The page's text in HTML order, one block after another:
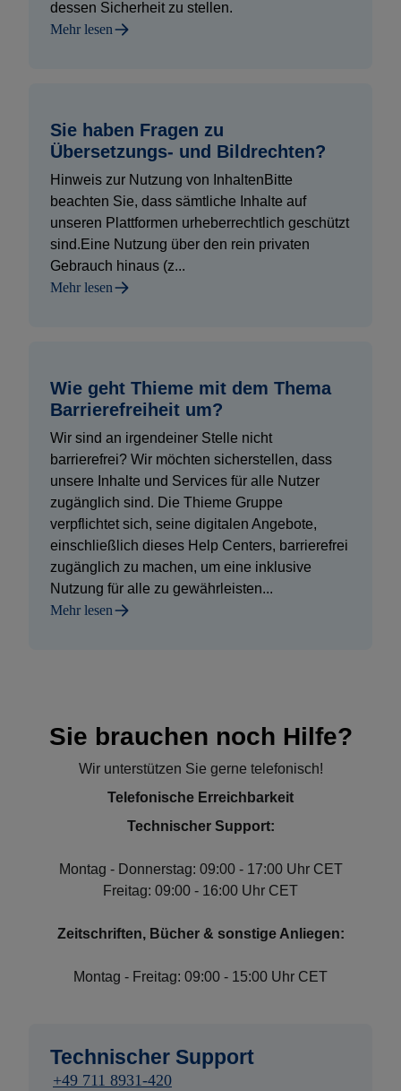
dessen Sicherheit zu stellen.
Mehr lesen
Sie haben Fragen zu
Übersetzungs- und Bildrechten?
Hinweis zur Nutzung von InhaltenBitte
beachten Sie, dass sämtliche Inhalte auf
unseren Plattformen urheberrechtlich geschützt
sind.Eine Nutzung über den rein privaten
Gebrauch hinaus (z...
Mehr lesen
Wie geht Thieme mit dem Thema
Barrierefreiheit um?
Wir sind an irgendeiner Stelle nicht
barrierefrei? Wir möchten sicherstellen, dass
unsere Inhalte und Services für alle Nutzer
zugänglich sind. Die Thieme Gruppe
verpflichtet sich, seine digitalen Angebote,
einschließlich dieses Help Centers, barrierefrei
zugänglich zu machen, um eine inklusive
Nutzung für alle zu gewährleisten...
Mehr lesen
Sie brauchen noch Hilfe?
Wir unterstützen Sie gerne telefonisch!
Telefonische Erreichbarkeit
Technischer Support:
Montag - Donnerstag: 09:00 - 17:00 Uhr CET
Freitag: 09:00 - 16:00 Uhr CET
Zeitschriften, Bücher & sonstige Anliegen:
Montag - Freitag: 09:00 - 15:00 Uhr CET
Technischer Support
+49 711 8931-420